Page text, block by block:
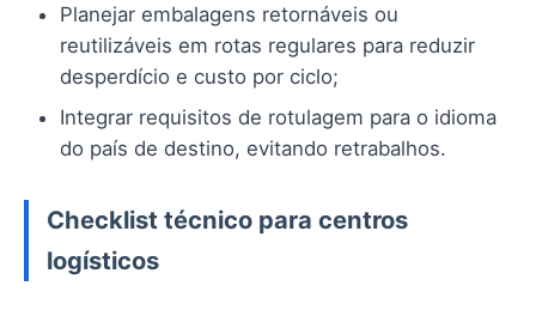
Planejar embalagens retornáveis ou
reutilizáveis em rotas regulares para reduzir
desperdício e custo por ciclo;
Integrar requisitos de rotulagem para o idioma
do país de destino, evitando retrabalhos.
Checklist técnico para centros
logísticos